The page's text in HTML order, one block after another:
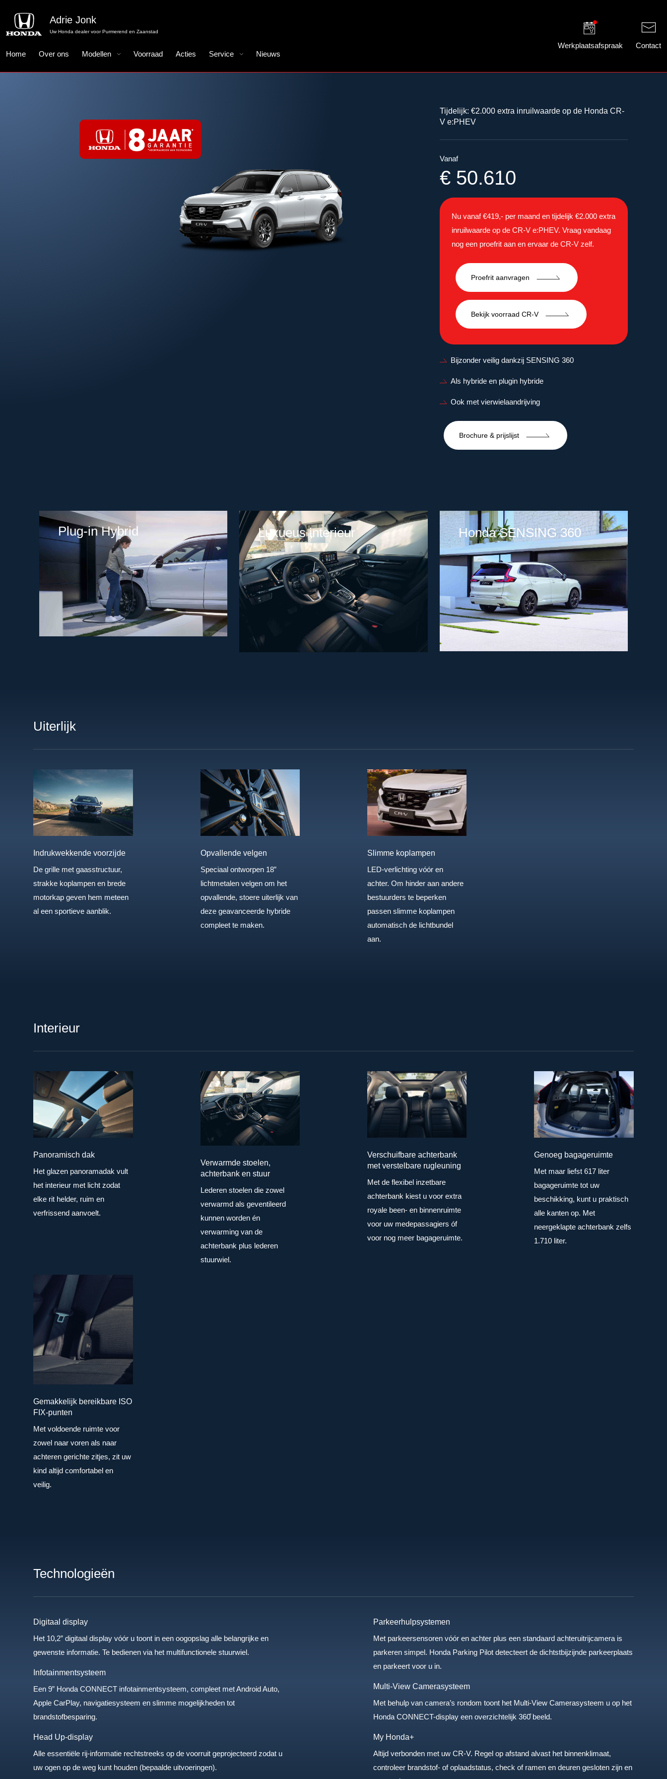
Adrie Jonk
Uw Honda dealer voor Purmerend en Zaanstad
Home Over ons Modellen Voorraad Acties Service Nieuws
Werkplaatsafspraak Contact
Tijdelijk: €2.000 extra inruilwaarde op de Honda CR-
V e:PHEV
Vanaf
€ 50.610
Nu vanaf €419,- per maand en tijdelijk €2.000 extra
inruilwaarde op de CR-V e:PHEV. Vraag vandaag
nog een proefrit aan en ervaar de CR-V zelf.
Proefrit aanvragen
Bekijk voorraad CR-V
Bijzonder veilig dankzij SENSING 360
Als hybride en plugin hybride
Ook met vierwielaandrijving
Brochure & prijslijst
Plug-in Hybrid Luxueus interieur Honda SENSING 360
Uiterlijk
Indrukwekkende voorzijde
De grille met gaasstructuur,
strakke koplampen en brede
motorkap geven hem meteen
al een sportieve aanblik.
Opvallende velgen
Speciaal ontworpen 18”
lichtmetalen velgen om het
opvallende, stoere uiterlijk van
deze geavanceerde hybride
compleet te maken.
Slimme koplampen
LED-verlichting vóór en
achter. Om hinder aan andere
bestuurders te beperken
passen slimme koplampen
automatisch de lichtbundel
aan.
Interieur
Panoramisch dak
Het glazen panoramadak vult
het interieur met licht zodat
elke rit helder, ruim en
verfrissend aanvoelt.
Verwarmde stoelen,
achterbank en stuur
Lederen stoelen die zowel
verwarmd als geventileerd
kunnen worden én
verwarming van de
achterbank plus lederen
stuurwiel.
Verschuifbare achterbank
met verstelbare rugleuning
Met de flexibel inzetbare
achterbank kiest u voor extra
royale been- en binnenruimte
voor uw medepassagiers óf
voor nog meer bagageruimte.
Genoeg bagageruimte
Met maar liefst 617 liter
bagageruimte tot uw
beschikking, kunt u praktisch
alle kanten op. Met
neergeklapte achterbank zelfs
1.710 liter.
Gemakkelijk bereikbare ISO
FIX-punten
Met voldoende ruimte voor
zowel naar voren als naar
achteren gerichte zitjes, zit uw
kind altijd comfortabel en
veilig.
Technologieën
Digitaal display
Het 10,2” digitaal display vóór u toont in een oogopslag alle belangrijke en
gewenste informatie. Te bedienen via het multifunctionele stuurwiel.
Infotainmentsysteem
Een 9” Honda CONNECT infotainmentsysteem, compleet met Android Auto,
Apple CarPlay, navigatiesysteem en slimme mogelijkheden tot
brandstofbesparing.
Head Up-display
Alle essentiële rij-informatie rechtstreeks op de voorruit geprojecteerd zodat u
uw ogen op de weg kunt houden (bepaalde uitvoeringen).
Parkeerhulpsystemen
Met parkeersensoren vóór en achter plus een standaard achteruitrijcamera is
parkeren simpel. Honda Parking Pilot detecteert de dichtstbijzijnde parkeerplaats
en parkeert voor u in.
Multi-View Camerasysteem
Met behulp van camera’s rondom toont het Multi-View Camerasysteem u op het
Honda CONNECT-display een overzichtelijk 360̊ beeld.
My Honda+
Altijd verbonden met uw CR-V. Regel op afstand alvast het binnenklimaat,
controleer brandstof- of oplaadstatus, check of ramen en deuren gesloten zijn en